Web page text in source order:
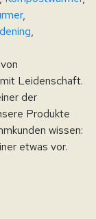
,
,
Leidenschaft.
der
Produkte
wissen:
etwas vor.